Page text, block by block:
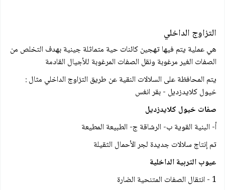
التزاوج الداخلي
هي عملية يتم فيها تهجين كائنات حية متماثلة جينية بهدف التخلص من
الصفات الغير مرغوبة ونقل الصفات المرغوبة للأجيال القادمة
يتم المحافظة على السلالات النقية عن طريق التزاوج الداخلي مثال :
خيول كلايدزديل - بقر انغس
صفات خيول كلايدزديل
أ- البنية القوية ب- الرشاقة ج- الطبيعة المطيعة
تم إنتاج سلالات جديدة لجر الأحمال الثقيلة
عيوب التربية الداخلية
1 - انتقال الصفات المتنحية الضارة